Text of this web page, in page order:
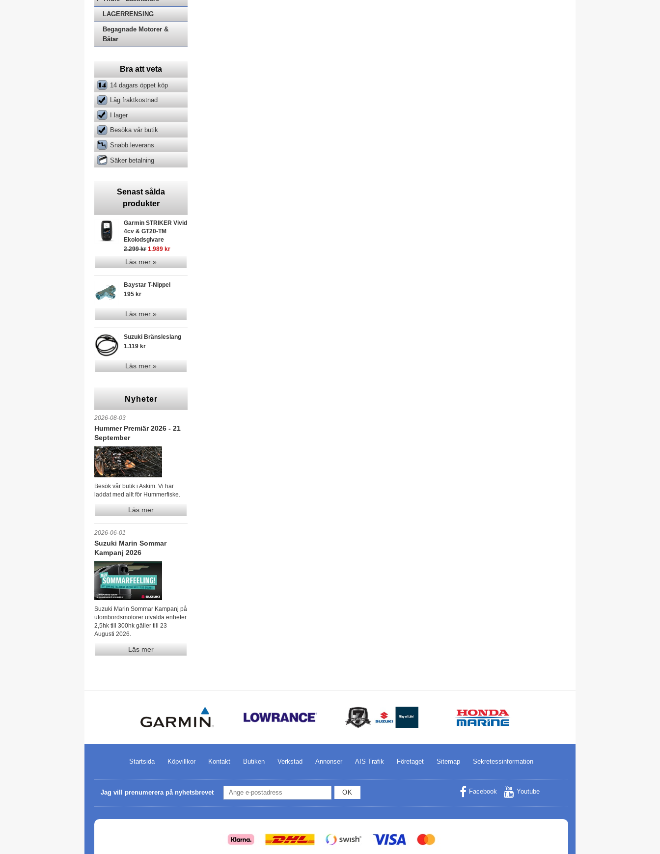
LAGERRENSING
Begagnade Motorer &
Båtar
Bra att veta
14 dagars öppet köp
Låg fraktkostnad
I lager
Besöka vår butik
Snabb leverans
Säker betalning
Senast sålda
produkter
Garmin STRIKER Vivid
4cv & GT20-TM
Ekolodsgivare
2.299 kr 1.989 kr
Läs mer »
Baystar T-Nippel
195 kr
Läs mer »
Suzuki Bränsleslang
1.119 kr
Läs mer »
Nyheter
2026-08-03
Hummer Premiär 2026 - 21
September
Besök vår butik i Askim. Vi har
laddat med allt för Hummerfiske.
Läs mer
2026-06-01
Suzuki Marin Sommar
Kampanj 2026
Suzuki Marin Sommar Kampanj på
utombordsmotorer utvalda enheter
2,5hk till 300hk gäller till 23
Augusti 2026.
Läs mer
Startsida Köpvillkor Kontakt Butiken Verkstad Annonser AIS Trafik Företaget Sitemap Sekretessinformation
Jag vill prenumerera på nyhetsbrevet OK Facebook Youtube